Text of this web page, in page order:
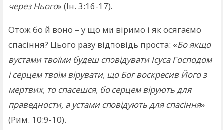
через Нього» (Ін. 3:16-17).
Отож бо й воно – у що ми віримо і як осягаємо
спасіння? Цього разу відповідь проста: «Бо якщо
вустами твоїми будеш сповідувати Ісуса Господом
і серцем твоїм вірувати, що Бог воскресив Його з
мертвих, то спасешся, бо серцем вірують для
праведности, а устами сповідують для спасіння»
(Рим. 10:9-10).